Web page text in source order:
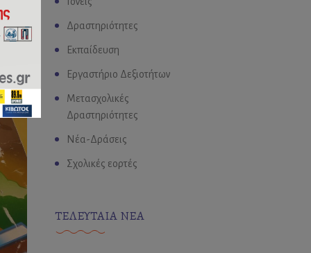
Δραστηριότητες
Εκπαίδευση
Εργαστήριο Δεξιοτήτων
Μετασχολικές
Δραστηριότητες
Νέα-Δράσεις
Σχολικές εορτές
ΤΕΛΕΥΤΑΙΑ ΝΕΑ